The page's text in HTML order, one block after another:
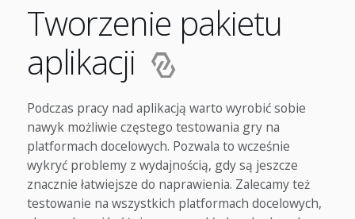
Tworzenie pakietu
aplikacji
Podczas pracy nad aplikacją warto wyrobić sobie
nawyk możliwie częstego testowania gry na
platformach docelowych. Pozwala to wcześnie
wykryć problemy z wydajnością, gdy są jeszcze
znacznie łatwiejsze do naprawienia. Zalecamy też
testowanie na wszystkich platformach docelowych,